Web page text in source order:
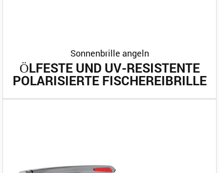
Sonnenbrille angeln
ÖLFESTE UND UV-RESISTENTE
POLARISIERTE FISCHEREIBRILLE